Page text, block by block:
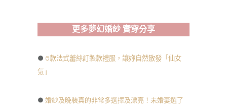
更多夢幻婚紗 實穿分享
● 6款法式蕾絲訂製款禮服，讓妳自然散發「仙女
氣」
● 婚紗及晚裝真的非常多選擇及漂亮！未婚妻選了